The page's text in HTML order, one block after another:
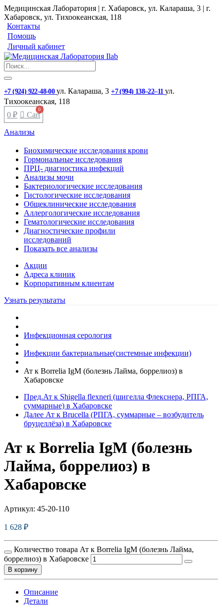
Медицинская Лаборатория | г. Хабаровск, ул. Калараша, 3 | г.
Хабаровск, ул. ​Тихоокеанская, 118
Контакты
Помощь
Личный кабинет
+7 (924) 922-48-00 ул. ​Калараша, 3 +7 (994) 138‒22‒11 ул. ​
Тихоокеанская, 118
0 ₽ Cart
Анализы
Биохимические исследования крови
Гормональные исследования
ПРЦ- диагностика инфекций
Анализы мочи
Бактериологические исследования
Гистологические исследования
Общеклинические исследования
Аллергологические исследования
Гематологические исследования
Диагностические профили
исследований
Показать все анализы
Акции
Адреса клиник
Кoрпоративным клиентам
Узнать результаты
Инфекционная серология
Инфекции бактериальные(системные инфекции)
Ат к Borrelia IgM (болезнь Лайма, боррелиоз) в
Хабаровске
Пред.Ат к Shigella flexneri (шигелла Флекснера, РПГА,
суммарные) в Хабаровске
Далее Ат к Brucella (РПГА, суммарные – возбудитель
бруцеллёза) в Хабаровске
Ат к Borrelia IgM (болезнь
Лайма, боррелиоз) в
Хабаровске
Артикул: 45-20-110
1 628 ₽
Количество товара Ат к Borrelia IgM (болезнь Лайма,
боррелиоз) в Хабаровске
В корзину
Описание
Детали